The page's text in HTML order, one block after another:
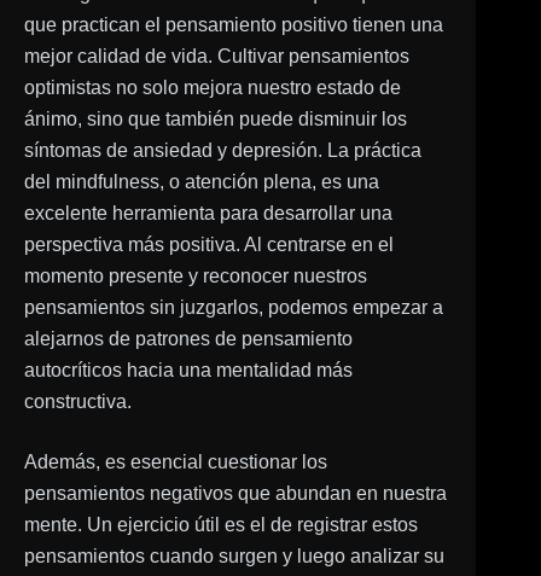
que practican el pensamiento positivo tienen una
mejor calidad de vida. Cultivar pensamientos
optimistas no solo mejora nuestro estado de
ánimo, sino que también puede disminuir los
síntomas de ansiedad y depresión. La práctica
del mindfulness, o atención plena, es una
excelente herramienta para desarrollar una
perspectiva más positiva. Al centrarse en el
momento presente y reconocer nuestros
pensamientos sin juzgarlos, podemos empezar a
alejarnos de patrones de pensamiento
autocríticos hacia una mentalidad más
constructiva.
Además, es esencial cuestionar los
pensamientos negativos que abundan en nuestra
mente. Un ejercicio útil es el de registrar estos
pensamientos cuando surgen y luego analizar su